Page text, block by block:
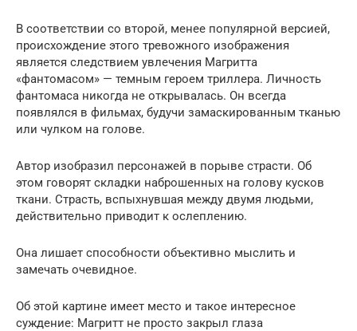
В соответствии со второй, менее популярной версией,
происхождение этого тревожного изображения
является следствием увлечения Магритта
«фантомасом» — темным героем триллера. Личность
фантомаса никогда не открывалась. Он всегда
появлялся в фильмах, будучи замаскированным тканью
или чулком на голове.
Автор изобразил персонажей в порыве страсти. Об
этом говорят складки наброшенных на голову кусков
ткани. Страсть, вспыхнувшая между двумя людьми,
действительно приводит к ослеплению.
Она лишает способности объективно мыслить и
замечать очевидное.
Об этой картине имеет место и такое интересное
суждение: Магритт не просто закрыл глаза